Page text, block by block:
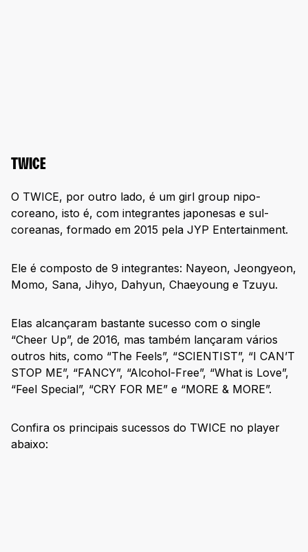
TWICE
O TWICE, por outro lado, é um girl group nipo-
coreano, isto é, com integrantes japonesas e sul-
coreanas, formado em 2015 pela JYP Entertainment.
Ele é composto de 9 integrantes: Nayeon, Jeongyeon,
Momo, Sana, Jihyo, Dahyun, Chaeyoung e Tzuyu.
Elas alcançaram bastante sucesso com o single
“Cheer Up”, de 2016, mas também lançaram vários
outros hits, como “The Feels”, “SCIENTIST”, “I CAN’T
STOP ME”, “FANCY”, “Alcohol-Free”, “What is Love”,
“Feel Special”, “CRY FOR ME” e “MORE & MORE”.
Confira os principais sucessos do TWICE no player
abaixo: